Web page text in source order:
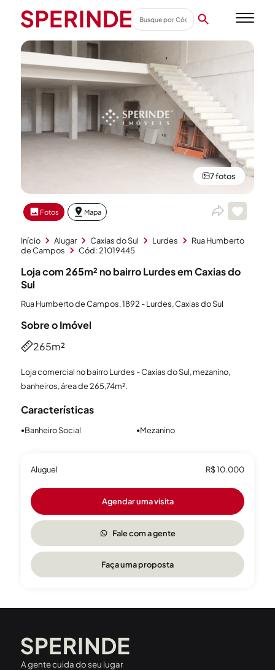
7 fotos
Fotos Mapa
Início Alugar Caxias do Sul Lurdes
Rua Humberto
de Campos
Cód: 21019445
Loja com 265m² no bairro Lurdes em Caxias do
Sul
Rua Humberto de Campos, 1892 - Lurdes, Caxias do Sul
Sobre o Imóvel
265m²
Loja comercial no bairro Lurdes - Caxias do Sul, mezanino,
banheiros, área de 265,74m².
Características
●Banheiro Social ●Mezanino
Aluguel R$ 10.000
Agendar uma visita
Fale com a gente
Faça uma proposta
A gente cuida do seu lugar